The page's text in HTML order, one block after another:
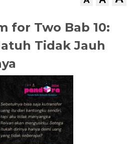
for Two Bab 10:
Tidak Jauh